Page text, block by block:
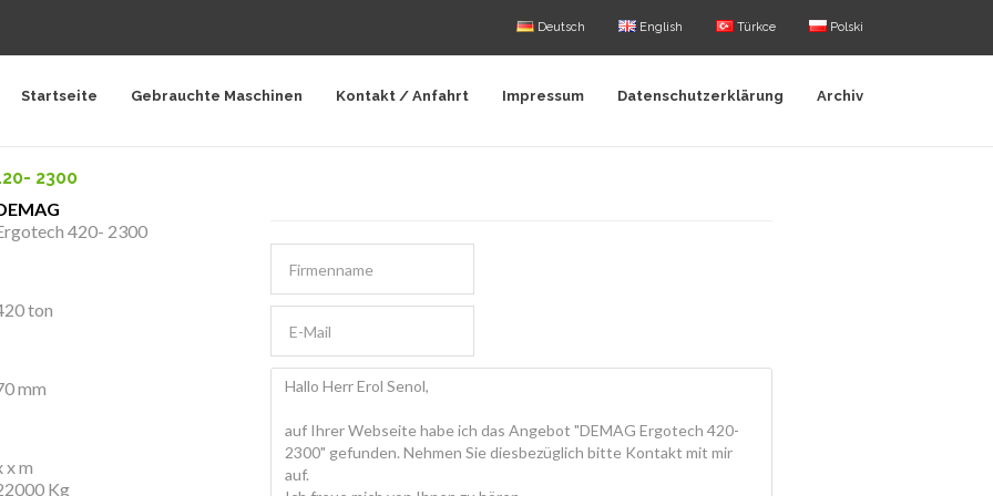
Deutsch English Türkce Polski
Startseite Gebrauchte Maschinen Kontakt / Anfahrt Impressum Datenschutzerklärung Archiv
2300
420- 2300
ton
mm
x m
Kg